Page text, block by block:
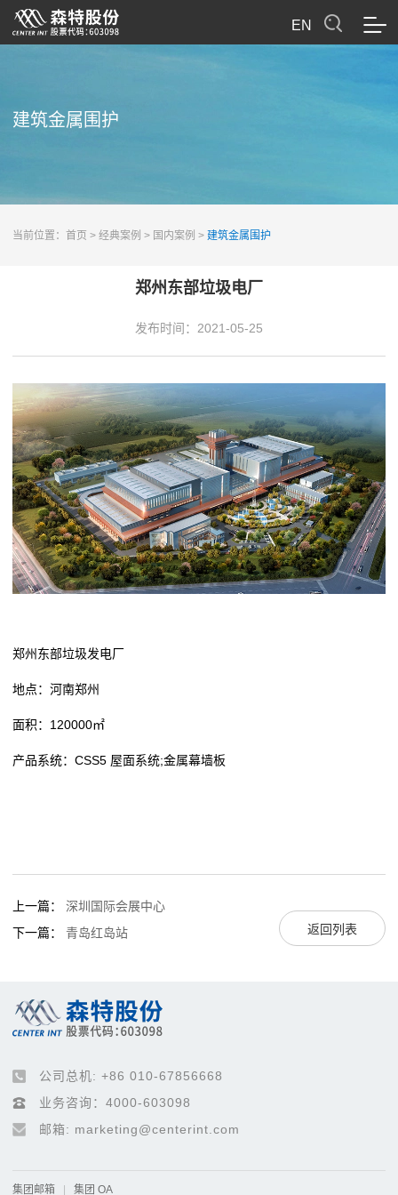
EN
建筑金属围护
当前位置： 首页 > 经典案例 > 国内案例 > 建筑金属围护
郑州东部垃圾电厂
发布时间： 2021-05-25
郑州东部垃圾发电厂
地点：河南郑州
面积：120000㎡
产品系统：CSS5 屋面系统;金属幕墙板
上一篇： 深圳国际会展中心
下一篇： 青岛红岛站 返回列表
公司总机: +86 010-67856668
业务咨询：4000-603098
邮箱: marketing@centerint.com
集团邮箱 | 集团 OA